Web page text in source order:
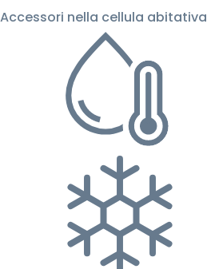
Accessori nella cellula abitativa